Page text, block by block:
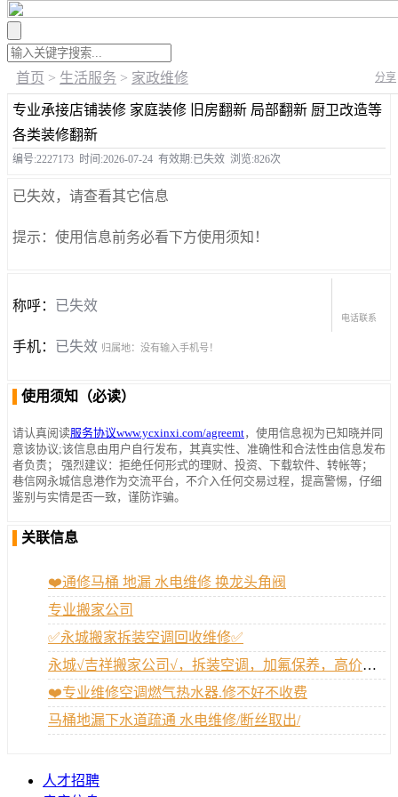
首页 > 生活服务 > 家政维修 分享
专业承接店铺装修 家庭装修 旧房翻新 局部翻新 厨卫改造等
各类装修翻新
编号:2227173 时间:2026-07-24 有效期:已失效 浏览:826次
已失效，请查看其它信息
提示：使用信息前务必看下方使用须知！
电话联系
称呼： 已失效
手机： 已失效 归属地：没有输入手机号！
使用须知（必读）
请认真阅读服务协议www.ycxinxi.com/agreemt，使用信息视为已知晓并同
意该协议;该信息由用户自行发布，其真实性、准确性和合法性由信息发布
者负责； 强烈建议：拒绝任何形式的理财、投资、下载软件、转帐等；
巷信网永城信息港作为交流平台，不介入任何交易过程，提高警惕，仔细
鉴别与实情是否一致，谨防诈骗。
关联信息
❤️通修马桶 地漏 水电维修 换龙头角阀
专业搬家公司
✅️永城搬家拆装空调回收维修✅️
永城√吉祥搬家公司√，拆装空调，加氟保养，高价回收旧空调。
❤️专业维修空调燃气热水器.修不好不收费
马桶地漏下水道疏通 水电维修/断丝取出/
人才招聘